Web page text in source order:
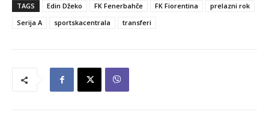
TAGS Edin Džeko FK Fenerbahče FK Fiorentina
prelazni rok
Serija A
sportskacentrala transferi